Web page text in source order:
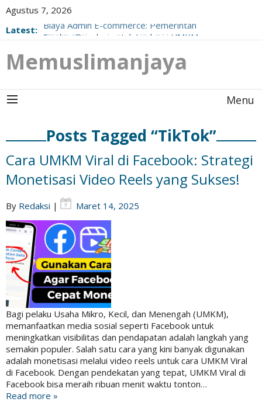
Agustus 7, 2026
Latest:
Biaya Admin E-commerce: Pemerintah
Siapkan Regulasi untuk Lindungi UMKM
RDMP Balikpapan Serap 24 Ribu Tenaga
Memuslimanjaya
Menu
Posts Tagged “TikTok”
Cara UMKM Viral di Facebook: Strategi
Monetisasi Video Reels yang Sukses!
By Redaksi | Maret 14, 2025
Bagi pelaku Usaha Mikro, Kecil, dan Menengah (UMKM),
memanfaatkan media sosial seperti Facebook untuk
meningkatkan visibilitas dan pendapatan adalah langkah yang
semakin populer. Salah satu cara yang kini banyak digunakan
adalah monetisasi melalui video reels untuk cara UMKM Viral
di Facebook. Dengan pendekatan yang tepat, UMKM Viral di
Facebook bisa meraih ribuan menit waktu tonton…
Read more »